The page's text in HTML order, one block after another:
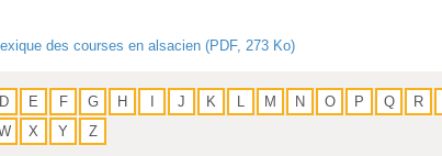
des courses en alsacien (PDF, 273 Ko)
D E F G H J K M N O P Q R
X Y Z